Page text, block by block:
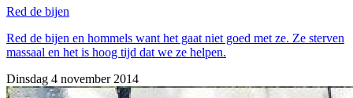
Red de bijen
Red de bijen en hommels want het gaat niet goed met ze. Ze sterven
massaal en het is hoog tijd dat we ze helpen.
Dinsdag 4 november 2014